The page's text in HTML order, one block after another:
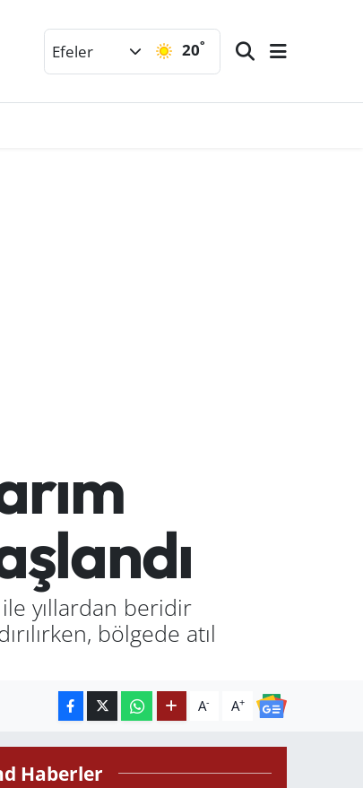
Efeler 20°
yıllardan beridir
bölgede atıl
A- A+
Haberler